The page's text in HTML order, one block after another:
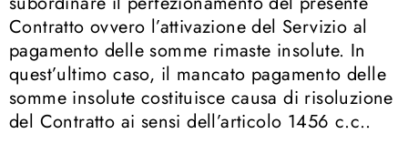
Contratto ovvero l’attivazione del Servizio al
pagamento delle somme rimaste insolute. In
quest’ultimo caso, il mancato pagamento delle
somme insolute costituisce causa di risoluzione
del Contratto ai sensi dell’articolo 1456 c.c..